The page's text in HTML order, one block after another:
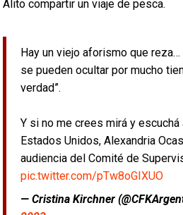
Alito compartir un viaje de pesca.
Hay un viejo aforismo que
se pueden ocultar por mucho
verdad”.
Y si no me crees mirá y
Estados Unidos, Alexandria
audiencia del Comité de
pic.twitter.com/pTw8oGIXUO
— Cristina Kirchner